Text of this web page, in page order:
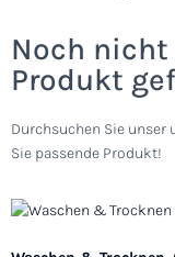
Noch nicht
Produkt
Durchsuchen Sie
Sie passende Produkt!